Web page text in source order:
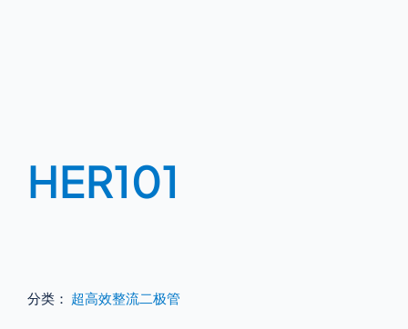
HER101
分类： 超高效整流二极管